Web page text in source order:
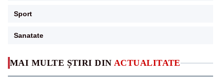
MAI MULTE ȘTIRI DIN ACTUALITATE
Sport
Sanatate